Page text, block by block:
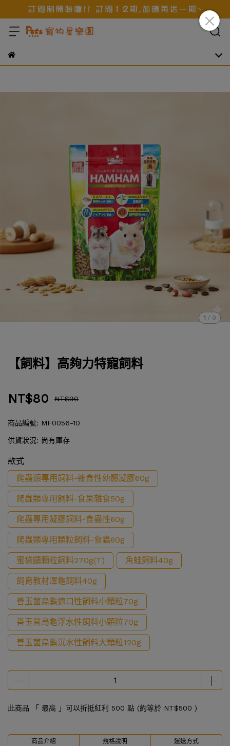
1 / 9
【飼料】高夠力特寵飼料
NT$80 NT$90
商品編號: MF0056-10
供貨狀況: 尚有庫存
款式
爬蟲類專用飼料-雜食性幼體凝膠60g
爬蟲類專用飼料-食果雜食50g
爬蟲專用凝膠飼料-食蟲性60g
爬蟲類專用顆粒飼料-食蟲60g
蜜袋鼯顆粒飼料270g(T) 角蛙飼料40g
飼育教材澤龜飼料40g
善玉菌烏龜適口性飼料小顆粒70g
善玉菌烏龜浮水性飼料小顆粒70g
善玉菌烏龜沉水性飼料大顆粒120g
此商品 「 最高 」可以折抵紅利 500 點 (約等於 NT$500 )
商品介紹 規格說明 運送方式